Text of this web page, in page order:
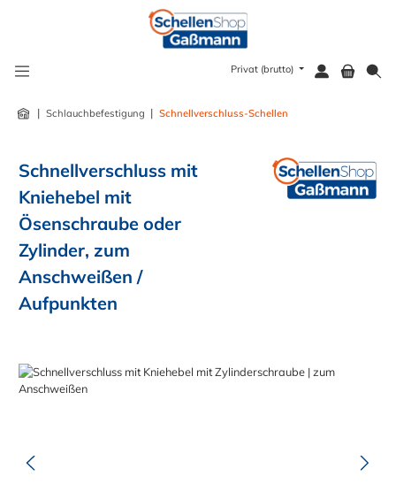
Privat (brutto)
| Schlauchbefestigung | Schnellverschluss-Schellen
Schnellverschluss mit
Kniehebel mit
Ösenschraube oder
Zylinder, zum
Anschweißen /
Aufpunkten
Bildergalerie überspringen